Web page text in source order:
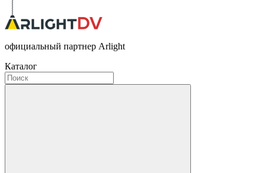
официальный партнер Arlight
Каталог